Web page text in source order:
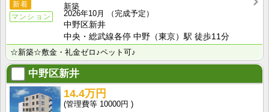
新着
マンション
新築
2026年10月
（完成予定）
中野区新井
中央・総武線各停 中野（東京）駅 徒歩11分
☆新築☆敷金・礼金ゼロ♪ペット可♪
中野区新井
14.4万円
10000円